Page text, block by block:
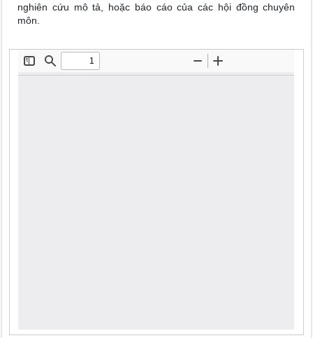
nghiên cứu mô tả, hoặc báo cáo của các hội đồng chuyên
môn.